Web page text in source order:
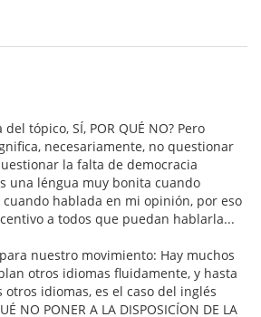
tópico, SÍ, POR QUÉ NO? Pero
necesariamente, no questionar
la falta de democracia
una léngua muy bonita cuando
hablada en mi opinión, por eso
a todos que puedan hablarla...
nuestro movimiento: Hay muchos
otros idiomas fluidamente, y hasta
idiomas, es el caso del inglés
NO PONER A LA DISPOSICÍON DE LA